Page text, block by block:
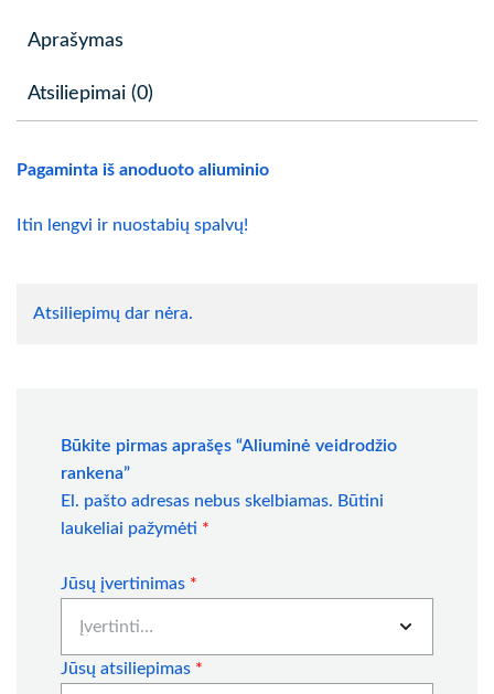
Aprašymas
Atsiliepimai (0)
Pagaminta iš anoduoto aliuminio
Itin lengvi ir nuostabių spalvų!
Atsiliepimų dar nėra.
Būkite pirmas aprašęs “Aliuminė veidrodžio
rankena”
El. pašto adresas nebus skelbiamas. Būtini
laukeliai pažymėti *
Jūsų įvertinimas *
Jūsų atsiliepimas *